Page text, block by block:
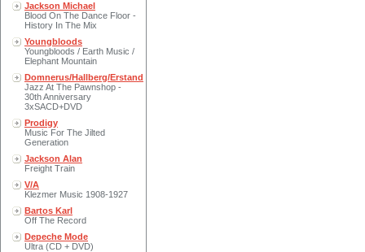
Jackson Michael
Blood On The Dance Floor -
History In The Mix
Youngbloods
Youngbloods / Earth Music /
Elephant Mountain
Domnerus/Hallberg/Erstand
Jazz At The Pawnshop -
30th Anniversary
3xSACD+DVD
Prodigy
Music For The Jilted
Generation
Jackson Alan
Freight Train
V/A
Klezmer Music 1908-1927
Bartos Karl
Off The Record
Depeche Mode
Ultra (CD + DVD)